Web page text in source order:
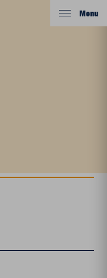
Menu